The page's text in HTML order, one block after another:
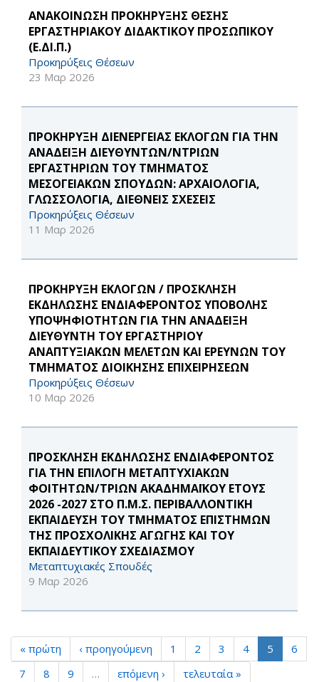
ΑΝΑΚΟΙΝΩΣΗ ΠΡΟΚΗΡΥΞΗΣ ΘΕΣΗΣ
ΕΡΓΑΣΤΗΡΙΑΚΟΥ ΔΙΔΑΚΤΙΚΟΥ ΠΡΟΣΩΠΙΚΟΥ
(Ε.ΔΙ.Π.)
Προκηρύξεις Θέσεων
23 Μαρ 2026
ΠΡΟΚΗΡΥΞΗ ΔΙΕΝΕΡΓΕΙΑΣ ΕΚΛΟΓΩΝ ΓΙΑ ΤΗΝ
ΑΝΑΔΕΙΞΗ ΔΙΕΥΘΥΝΤΩΝ/ΝΤΡΙΩΝ
ΕΡΓΑΣΤΗΡΙΩΝ ΤΟΥ ΤΜΗΜΑΤΟΣ
ΜΕΣΟΓΕΙΑΚΩΝ ΣΠΟΥΔΩΝ: ΑΡΧΑΙΟΛΟΓΙΑ,
ΓΛΩΣΣΟΛΟΓΙΑ, ΔΙΕΘΝΕΙΣ ΣΧΕΣΕΙΣ
Προκηρύξεις Θέσεων
11 Μαρ 2026
ΠΡΟΚΗΡΥΞΗ ΕΚΛΟΓΩΝ / ΠΡΟΣΚΛΗΣΗ
ΕΚΔΗΛΩΣΗΣ ΕΝΔΙΑΦΕΡΟΝΤΟΣ ΥΠΟΒΟΛΗΣ
ΥΠΟΨΗΦΙΟΤΗΤΩΝ ΓΙΑ ΤΗΝ ΑΝΑΔΕΙΞΗ
ΔΙΕΥΘΥΝΤΗ ΤΟΥ ΕΡΓΑΣΤΗΡΙΟΥ
ΑΝΑΠΤΥΞΙΑΚΩΝ ΜΕΛΕΤΩΝ ΚΑΙ ΕΡΕΥΝΩΝ ΤΟΥ
ΤΜΗΜΑΤΟΣ ΔΙΟΙΚΗΣΗΣ ΕΠΙΧΕΙΡΗΣΕΩΝ
Προκηρύξεις Θέσεων
10 Μαρ 2026
ΠΡΟΣΚΛΗΣΗ ΕΚΔΗΛΩΣΗΣ ΕΝΔΙΑΦΕΡΟΝΤΟΣ
ΓΙΑ ΤΗΝ ΕΠΙΛΟΓΗ ΜΕΤΑΠΤΥΧΙΑΚΩΝ
ΦΟΙΤΗΤΩΝ/ΤΡΙΩΝ ΑΚΑΔΗΜΑΪΚΟΥ ΕΤΟΥΣ
2026 -2027 ΣΤΟ Π.Μ.Σ. ΠΕΡΙΒΑΛΛΟΝΤΙΚΗ
ΕΚΠΑΙΔΕΥΣΗ ΤΟΥ ΤΜΗΜΑΤΟΣ ΕΠΙΣΤΗΜΩΝ
ΤΗΣ ΠΡΟΣΧΟΛΙΚΗΣ ΑΓΩΓΗΣ ΚΑΙ ΤΟΥ
ΕΚΠΑΙΔΕΥΤΙΚΟΥ ΣΧΕΔΙΑΣΜΟΥ
Μεταπτυχιακές Σπουδές
9 Μαρ 2026
« πρώτη ‹ προηγούμενη 1 2 3 4 5
6
7
8 9 … επόμενη › τελευταία »